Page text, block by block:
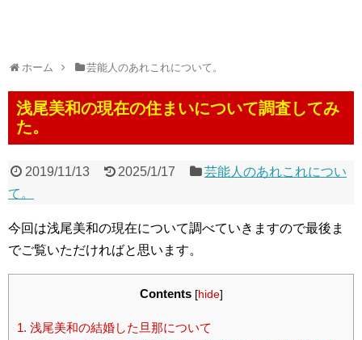
ホーム 芸能人のあれこれについて。
浅尾美和の現在の住まいについて調査してみ
た。
2019/11/13 2025/1/17
芸能人のあれこれについ
て。
今回は浅尾美和の現在について調べていきますので最後ま
でご覧いただければと思います。
Contents [hide]
1. 浅尾美和の結婚した旦那について